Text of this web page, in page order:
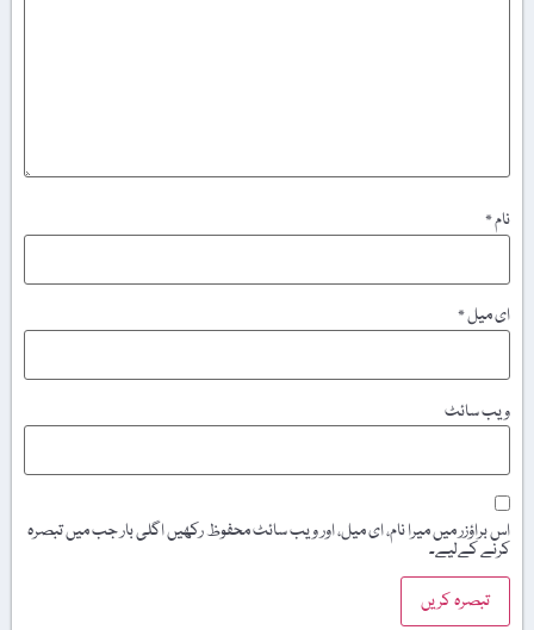
نام*
ای میل*
ویب‌ سائٹ
اس براؤزر میں میرا نام، ای میل، اور ویب سائٹ محفوظ رکھیں اگلی بار جب میں تبصرہ
کرنے کےلیے۔